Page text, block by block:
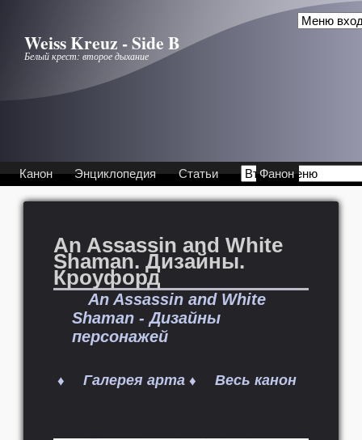
Weiss Kreuz - Side B
Белый крест: второе дыхание
Канон Энциклопедия Статьи Фанон
An Assassin and White
Shaman. Дизайны.
Кроуфорд
An Assassin and White
Shaman - Дизайны
персонажей
♦ Галерея арта ♦ Весь канон